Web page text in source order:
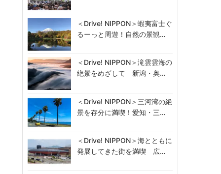
＜Drive! NIPPON＞蝦夷富士ぐ
るーっと周遊！自然の景観…
＜Drive! NIPPON＞滝雲雲海の
絶景をめざして 新潟・奥…
＜Drive! NIPPON＞三河湾の絶
景を存分に満喫！愛知・三…
＜Drive! NIPPON＞海とともに
発展してきた街を満喫 広…